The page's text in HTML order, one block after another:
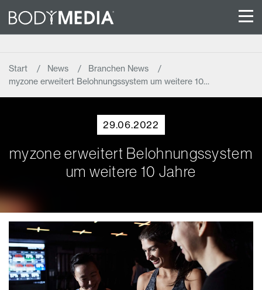
Start News
Branchen News
myzone erweitert Belohnungssystem um weitere 10…
29.06.2022
myzone erweitert Belohnungssystem
um weitere 10 Jahre